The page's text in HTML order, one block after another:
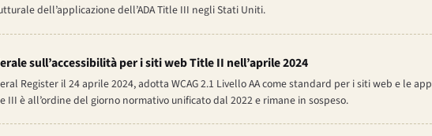
dell’applicazione dell’ADA Title III negli Stati Uniti.
sull’accessibilità per i siti web Title II nell’aprile 2024
Register il 24 aprile 2024, adotta WCAG 2.1 Livello AA come standard per i siti web e le app
è all’ordine del giorno normativo unificato dal 2022 e rimane in sospeso.